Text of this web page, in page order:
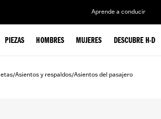
Aprende a conducir
PIEZAS HOMBRES MUJERES DESCUBRE H-D
/Asientos y respaldos/Asientos del pasajero